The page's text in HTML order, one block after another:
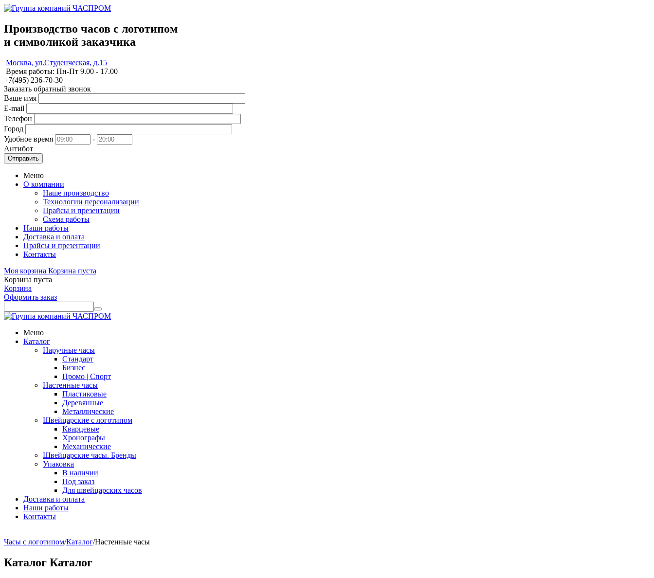
Производство часов с логотипом
и символикой заказчика
Москва, ул.Студенческая, д.15
Время работы: Пн-Пт 9.00 - 17.00
+7(495) 236-70-30
Заказать обратный звонок
Ваше имя
E-mail
Телефон
Город
Удобное время
-
Антибот
Отправить
Меню
О компании
Наше производство
Технологии персонализации
Прайсы и презентации
Схема работы
Наши работы
Доставка и оплата
Прайсы и презентации
Контакты
Моя корзина Корзина пуста
Корзина пуста
Корзина
Оформить заказ
Меню
Каталог
Наручные часы
Стандарт
Бизнес
Промо | Спорт
Настенные часы
Пластиковые
Деревянные
Металлические
Швейцарские с логотипом
Кварцевые
Хронографы
Механические
Швейцарские часы. Бренды
Упаковка
В наличии
Под заказ
Для швейцарских часов
Доставка и оплата
Наши работы
Контакты
Часы с логотипом/Каталог/Настенные часы
Каталог Каталог